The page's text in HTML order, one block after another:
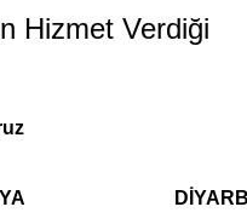
Hizmet Verdiği